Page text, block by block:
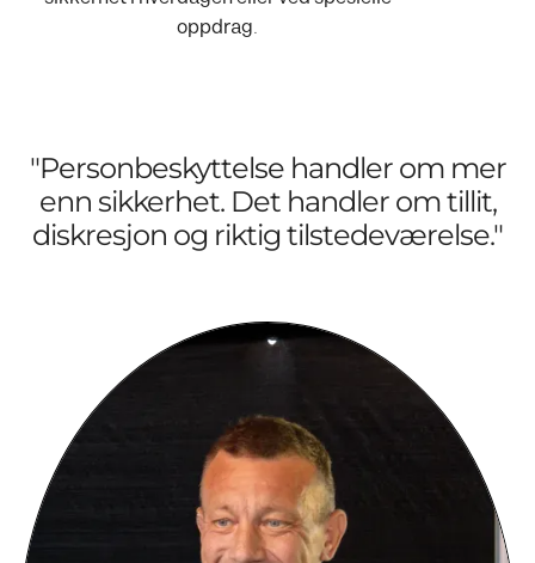
oppdrag.
"Personbeskyttelse handler om mer
enn sikkerhet. Det handler om tillit,
diskresjon og riktig tilstedeværelse."